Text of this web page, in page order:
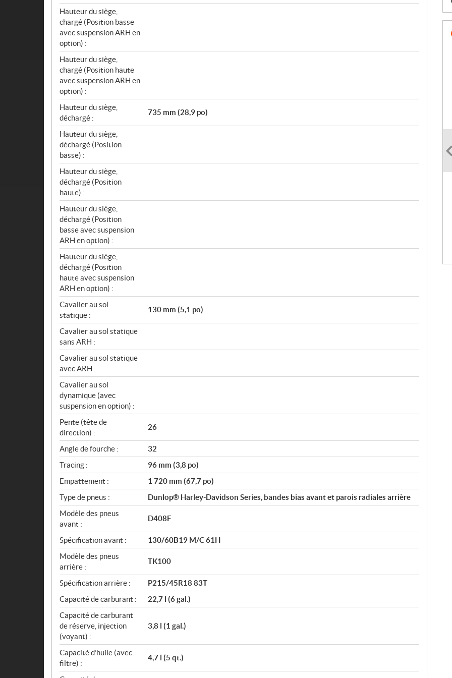
Hauteur du siège,
chargé (Position basse
avec suspension ARH en
option) :
Hauteur du siège,
chargé (Position haute
avec suspension ARH en
option) :
Hauteur du siège,
déchargé :
735 mm (28,9 po)
Hauteur du siège,
déchargé (Position
basse) :
Hauteur du siège,
déchargé (Position
haute) :
Hauteur du siège,
déchargé (Position
basse avec suspension
ARH en option) :
Hauteur du siège,
déchargé (Position
haute avec suspension
ARH en option) :
Cavalier au sol
statique :
130 mm (5,1 po)
Cavalier au sol statique
sans ARH :
Cavalier au sol statique
avec ARH :
Cavalier au sol
dynamique (avec
suspension en option) :
Pente (tête de
direction) :
26
Angle de fourche :
32
Tracing :
96 mm (3,8 po)
Empattement :
1 720 mm (67,7 po)
Type de pneus :
Dunlop® Harley-Davidson Series, bandes bias avant et parois radiales arrière
Modèle des pneus
avant :
D408F
Spécification avant :
130/60B19 M/C 61H
Modèle des pneus
arrière :
TK100
Spécification arrière :
P215/45R18 83T
Capacité de carburant :
22,7 l (6 gal.)
Capacité de carburant
de réserve, injection
(voyant) :
3,8 l (1 gal.)
Capacité d’huile (avec
filtre) :
4,7 l (5 qt.)